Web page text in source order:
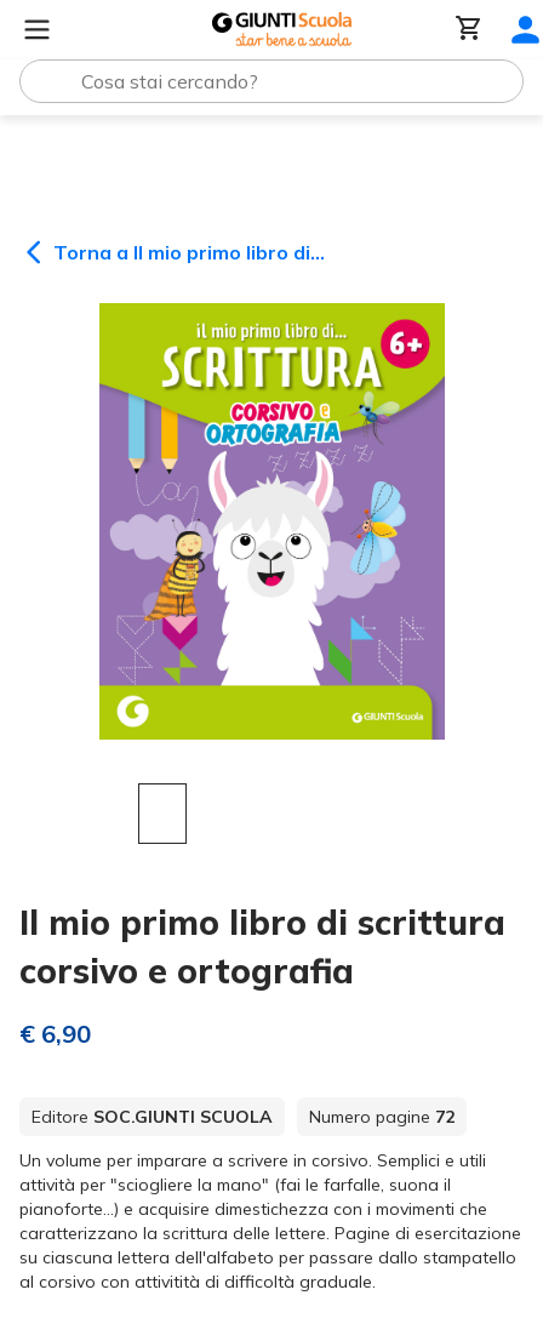
Torna a Il mio primo libro di...
Il mio primo libro di scrittura
corsivo e ortografia
€ 6,90
Editore SOC.GIUNTI SCUOLA Numero pagine 72
Un volume per imparare a scrivere in corsivo. Semplici e utili
attività per "sciogliere la mano" (fai le farfalle, suona il
pianoforte...) e acquisire dimestichezza con i movimenti che
caratterizzano la scrittura delle lettere. Pagine di esercitazione
su ciascuna lettera dell'alfabeto per passare dallo stampatello
al corsivo con attivitità di difficoltà graduale.